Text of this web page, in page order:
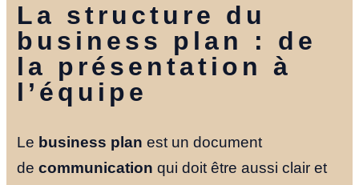
La structure du
business plan : de
la présentation à
l’équipe
Le business plan est un document
decommunication qui doit être aussi clair et